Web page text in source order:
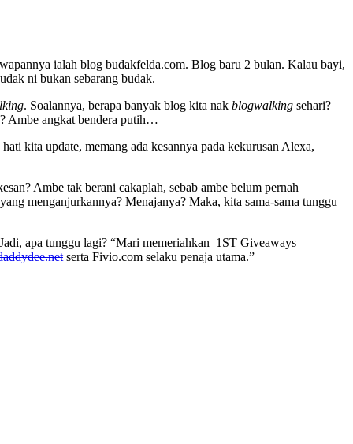
ialah blog budakfelda.com. Blog baru 2 bulan. Kalau bayi,
ni bukan sebarang budak.
. Soalannya, berapa banyak blog kita nak blogwalking sehari?
Ambe angkat bendera putih…
kita update, memang ada kesannya pada kekurusan Alexa,
Ambe tak berani cakaplah, sebab ambe belum pernah
menganjurkannya? Menajanya? Maka, kita sama-sama tunggu
apa tunggu lagi? “Mari memeriahkan 1ST Giveaways
serta Fivio.com selaku penaja utama.”